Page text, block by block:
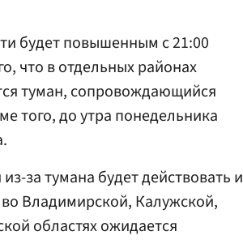
будет повышенным с 21:00
что в отдельных районах
туман, сопровождающийся
того, до утра понедельника
за тумана будет действовать и
Владимирской, Калужской,
областях ожидается